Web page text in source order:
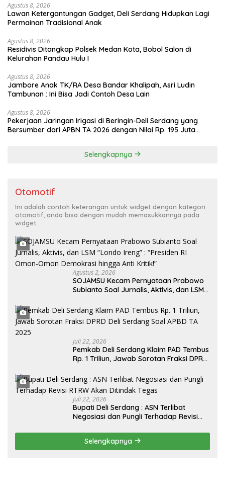
Agustus 8, 2026
Lawan Ketergantungan Gadget, Deli Serdang Hidupkan Lagi
Permainan Tradisional Anak
Agustus 8, 2026
Residivis Ditangkap Polsek Medan Kota, Bobol Salon di
Kelurahan Pandau Hulu I
Agustus 8, 2026
Jambore Anak TK/RA Desa Bandar Khalipah, Asri Ludin
Tambunan : Ini Bisa Jadi Contoh Desa Lain
Agustus 8, 2026
Pekerjaan Jaringan Irigasi di Beringin-Deli Serdang yang
Bersumber dari APBN TA 2026 dengan Nilai Rp. 195 Juta
Selengkapnya
Otomotif
Ini adalah contoh keterangan untuk widget dengan kategori
otomotif, anda bisa dengan mudah memasukkannya pada
widget.
Agustus 2, 2026
SOJAMSU Kecam Pernyataan Prabowo
Subianto Soal Jurnalis, Aktivis, dan LSM
Omon Demokrasi hingga Anti Kritik!”
Juli 22, 2026
Pemkab Deli Serdang Klaim PAD Tembus
Rp. 1 Triliun, Jawab Sorotan Fraksi DPRD
Juli 22, 2026
Bupati Deli Serdang : ASN Terlibat
Negosiasi dan Pungli Terhadap Revisi
Selengkapnya